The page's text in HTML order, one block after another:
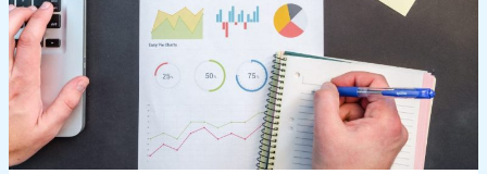
ve
Dezavantajları